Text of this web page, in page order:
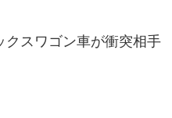
クスワゴン車が衝突相手